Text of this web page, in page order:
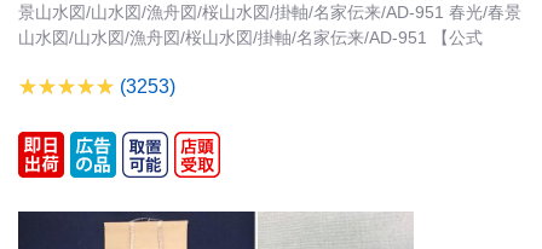
景山水図/山水図/漁舟図/桜山水図/掛軸/名家伝来/AD-951 春光/春景
山水図/山水図/漁舟図/桜山水図/掛軸/名家伝来/AD-951 【公式
(3253)